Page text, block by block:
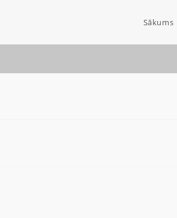
Sākums